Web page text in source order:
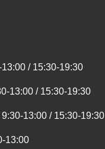
/ 15:30-19:30
13:00 / 15:30-19:30
13:00 / 15:30-19:30
13:00